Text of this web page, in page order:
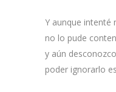
Y aunque intenté
no lo pude
y aún
poder ignorarlo